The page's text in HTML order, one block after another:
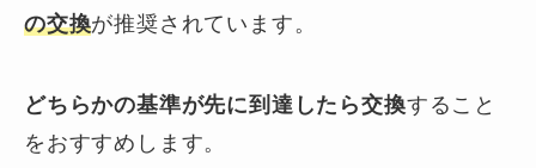
の交換が推奨されています。
どちらかの基準が先に到達したら交換すること
をおすすめします。